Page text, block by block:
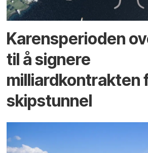
Karensperioden
til å signere
milliardkontrakten
skipstunnel